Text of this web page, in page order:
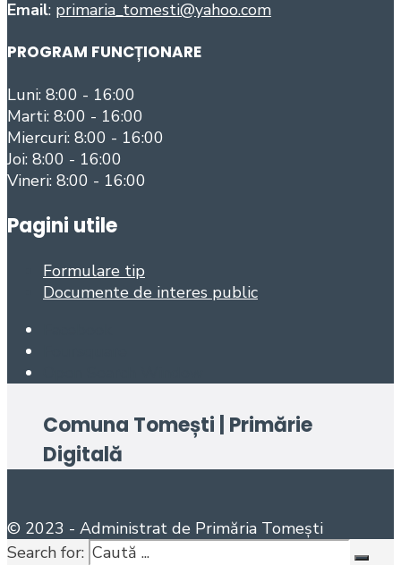
Email: primaria_tomesti@yahoo.com
PROGRAM FUNCȚIONARE
Luni: 8:00 - 16:00
Marti: 8:00 - 16:00
Miercuri: 8:00 - 16:00
Joi: 8:00 - 16:00
Vineri: 8:00 - 16:00
Pagini utile
Formulare tip
Documente de interes public
Comuna Tomești | Primărie
Digitală
© 2023 - Administrat de Primăria Tomești
Search for: